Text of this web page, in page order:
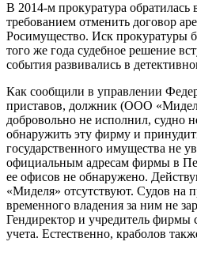
В 2014-м прокуратура обратилась
требованием отменить договор
Росимущество. Иск прокуратуры
того же года судебное решение
события развивались в
Как сообщили в управлении
приставов, должник (ООО
добровольно не исполнил, судно
обнаружить эту фирму и
государственного имущества не
официальным адресам фирмы в
ее офисов не обнаружено.
«Миделя» отсутствуют. Судов на
временного владения за ним не
Гендиректор и учредитель фирмы
учета. Естественно, краболов